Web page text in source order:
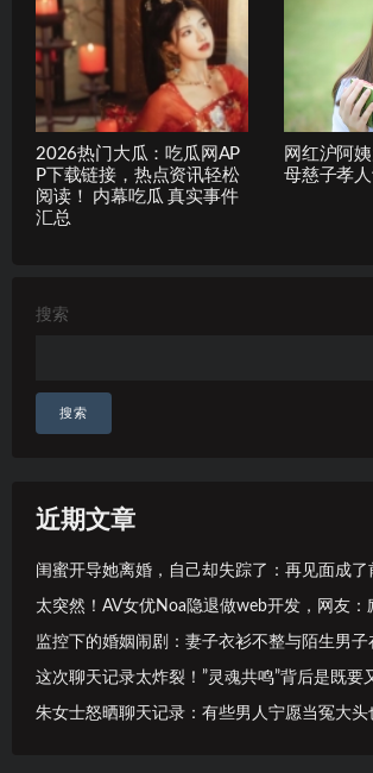
2026热门大瓜：吃瓜网AP
P下载链接，热点资讯轻松
阅读！ 内幕吃瓜 真实事件
汇总
网红沪阿
母慈子孝
搜索
搜索
近期文章
闺蜜开导她离婚，自己却失踪了：再见面成
太突然！AV女优Noa隐退做web开发，网友：
监控下的婚姻闹剧：妻子衣衫不整与陌生男子
这次聊天记录太炸裂！”灵魂共鸣”背后是既要
朱女士怒晒聊天记录：有些男人宁愿当冤大头